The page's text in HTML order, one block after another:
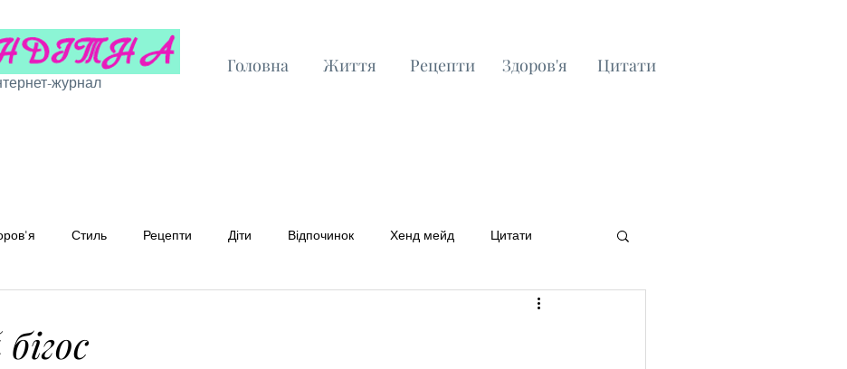
журнал
Головна Життя Рецепти Здоров'я Цитати
Стиль Рецепти Діти Відпочинок Хенд мейд Цитати
рецепти